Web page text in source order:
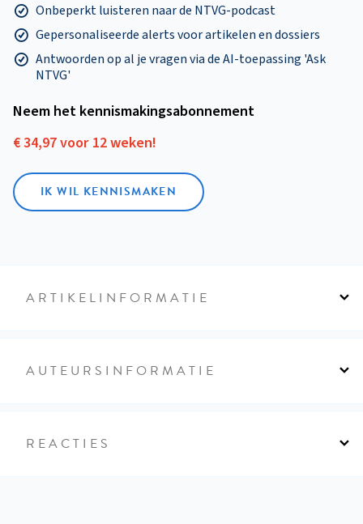
Onbeperkt luisteren naar de NTVG-podcast
Gepersonaliseerde alerts voor artikelen en dossiers
Antwoorden op al je vragen via de AI-toepassing 'Ask
NTVG'
Neem het kennismakings­abonnement
€ 34,97 voor 12 weken!
IK WIL KENNISMAKEN
ARTIKELINFORMATIE
AUTEURSINFORMATIE
REACTIES